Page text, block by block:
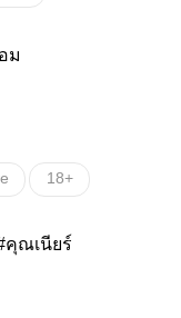
ม
18+
คุณเนียร์